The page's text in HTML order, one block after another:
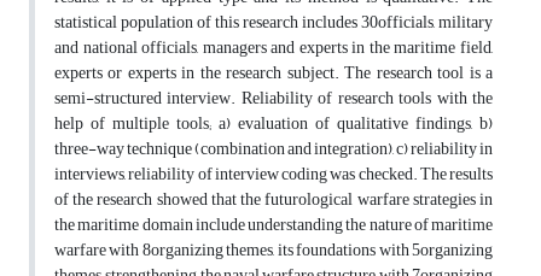
statistical population of this research includes 30officials, military
and national officials, managers and experts in the maritime field,
experts or experts in the research subject. The research tool is a
semi-structured interview. Reliability of research tools with the
help of multiple tools; a) evaluation of qualitative findings, b)
three-way technique (combination and integration), c) reliability in
interviews, reliability of interview coding was checked. The results
of the research showed that the futurological warfare strategies in
the maritime domain include understanding the nature of maritime
warfare with 8organizing themes, its foundations with 5organizing